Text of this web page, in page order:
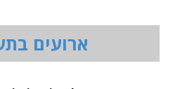
ארועים